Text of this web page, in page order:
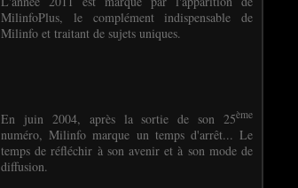
MilinfoPlus, le complément indispensable de
Milinfo et traitant de sujets uniques.
En juin 2004, après la sortie de son 25ème
numéro, Milinfo marque un temps d'arrêt... Le
temps de réfléchir à son avenir et à son mode de
diffusion.